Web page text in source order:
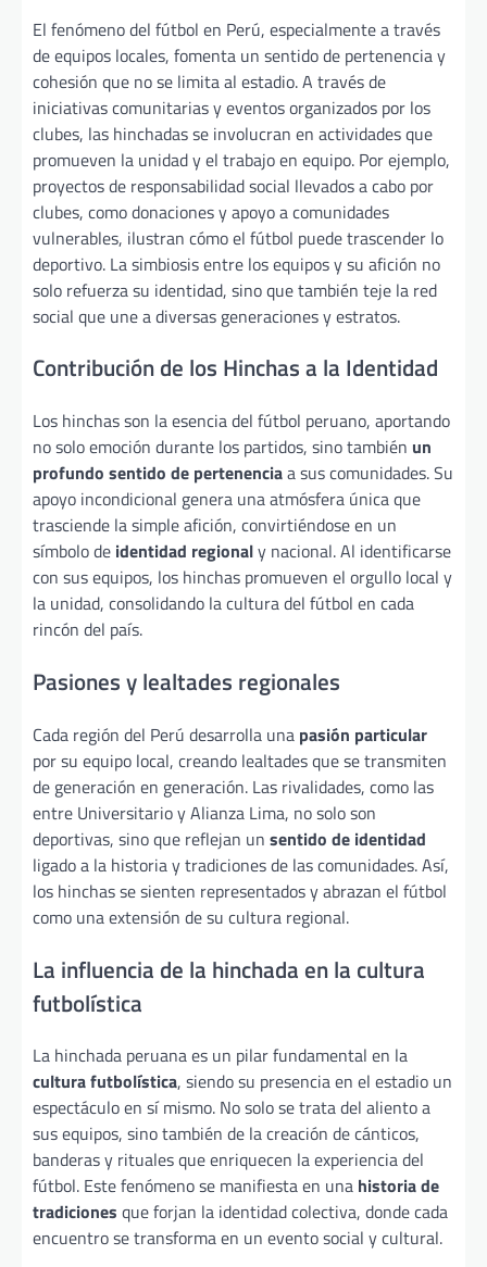
El fenómeno del fútbol en Perú, especialmente a través
de equipos locales, fomenta un sentido de pertenencia y
cohesión que no se limita al estadio. A través de
iniciativas comunitarias y eventos organizados por los
clubes, las hinchadas se involucran en actividades que
promueven la unidad y el trabajo en equipo. Por ejemplo,
proyectos de responsabilidad social llevados a cabo por
clubes, como donaciones y apoyo a comunidades
vulnerables, ilustran cómo el fútbol puede trascender lo
deportivo. La simbiosis entre los equipos y su afición no
solo refuerza su identidad, sino que también teje la red
social que une a diversas generaciones y estratos.
Contribución de los Hinchas a la Identidad
Los hinchas son la esencia del fútbol peruano, aportando
no solo emoción durante los partidos, sino también un
profundo sentido de pertenenciaa sus comunidades. Su
apoyo incondicional genera una atmósfera única que
trasciende la simple afición, convirtiéndose en un
símbolo de identidad regionaly nacional. Al identificarse
con sus equipos, los hinchas promueven el orgullo local y
la unidad, consolidando la cultura del fútbol en cada
rincón del país.
Pasiones y lealtades regionales
Cada región del Perú desarrolla una pasión particular
por su equipo local, creando lealtades que se transmiten
de generación en generación. Las rivalidades, como las
entre Universitario y Alianza Lima, no solo son
deportivas, sino que reflejan un sentido de identidad
ligado a la historia y tradiciones de las comunidades. Así,
los hinchas se sienten representados y abrazan el fútbol
como una extensión de su cultura regional.
La influencia de la hinchada en la cultura
futbolística
La hinchada peruana es un pilar fundamental en la
cultura futbolística, siendo su presencia en el estadio un
espectáculo en sí mismo. No solo se trata del aliento a
sus equipos, sino también de la creación de cánticos,
banderas y rituales que enriquecen la experiencia del
fútbol. Este fenómeno se manifiesta en una historia de
tradiciones que forjan la identidad colectiva, donde cada
encuentro se transforma en un evento social y cultural.